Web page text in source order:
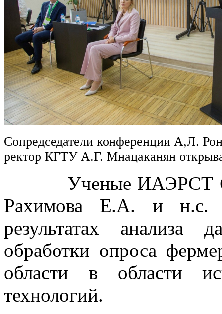
Сопредседатели конференции А,Л.
ректор КГТУ А.Г. Мнацаканян
Ученые ИАЭРСТ
Рахимова Е.А. и н.с.
результатах
обработки опроса
области в области
технологий.